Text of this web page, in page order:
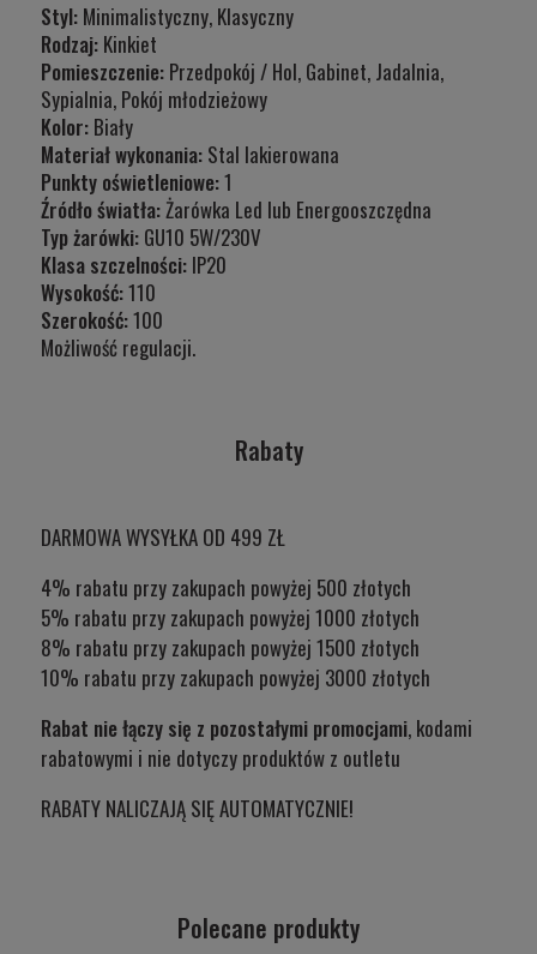
Styl: Minimalistyczny, Klasyczny
Rodzaj: Kinkiet
Pomieszczenie: Przedpokój / Hol, Gabinet, Jadalnia,
Sypialnia, Pokój młodzieżowy
Kolor: Biały
Materiał wykonania: Stal lakierowana
Punkty oświetleniowe:1
Źródło światła:Żarówka Led lub Energooszczędna
Typ żarówki: GU10 5W/230V
Klasa szczelności: IP20
Wysokość:110
Szerokość:100
Możliwość regulacji.
Rabaty
DARMOWA WYSYŁKA OD 499 ZŁ
4% rabatu przy zakupach powyżej 500 złotych
5% rabatu przy zakupach powyżej 1000 złotych
8% rabatu przy zakupach powyżej 1500 złotych
10% rabatu przy zakupach powyżej 3000 złotych
Rabat nie łączy się z pozostałymi promocjami, kodami
rabatowymi i nie dotyczy produktów z outletu
RABATY NALICZAJĄ SIĘ AUTOMATYCZNIE!
Polecane produkty